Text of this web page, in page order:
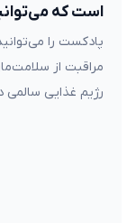
است که
پادکست را
مراقبت از
رژیم غذایی سالمی